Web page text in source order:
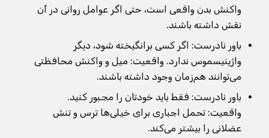
واکنش بدن واقعی است، حتی اگر عوامل روانی در آن
نقش داشته باشند.
باور نادرست: اگر کسی برانگیخته شود، دیگر
واژینیسموس ندارد. واقعیت: میل و واکنش محافظتی
می‌توانند هم‌زمان وجود داشته باشند.
باور نادرست: فقط باید خودتان را مجبور کنید.
واقعیت: تحمل اجباری برای خیلی‌ها ترس و تنش
عضلانی را بیشتر می‌کند.